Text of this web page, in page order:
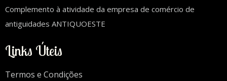
Complemento à atividade da empresa de comércio de
antiguidades ANTIQUOESTE
Links Úteis
Termos e Condições